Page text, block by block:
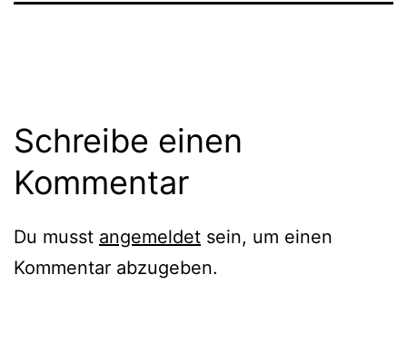
Schreibe einen
Kommentar
Du musst angemeldet sein, um einen
Kommentar abzugeben.